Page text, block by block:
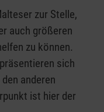
zur Stelle,
auch größeren
zu können.
präsentieren sich
anderen
ist hier der